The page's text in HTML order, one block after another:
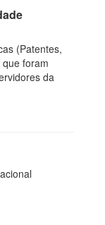
(Patentes,
foram
da